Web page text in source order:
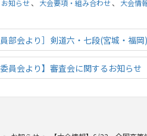
お知らせ、 大会要項・組み合わせ、 大会情
員部会より］剣道六・七段(宮城・福
委員会より】審査会に関するお知らせ